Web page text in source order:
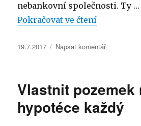
nebankovní společnosti. Ty …
Pokračovat ve čtení„Získat
Publikováno:
19.7.2017 Napsat komentářpro
Získat
může
Vlastnit pozemek
hypotéce každý